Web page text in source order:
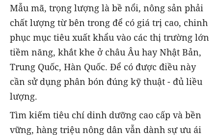
Mẫu mã, trọng lượng là bề nổi, nông sản phải
chất lượng từ bên trong để có giá trị cao, chinh
phục mục tiêu xuất khẩu vào các thị trường lớn
tiềm năng, khắt khe ở châu Âu hay Nhật Bản,
Trung Quốc, Hàn Quốc. Để có được điều này
cần sử dụng phân bón đúng kỹ thuật - đủ liều
lượng.
Tìm kiếm tiêu chí dinh dưỡng cao cấp và bền
vững, hàng triệu nông dân vẫn dành sự ưu ái